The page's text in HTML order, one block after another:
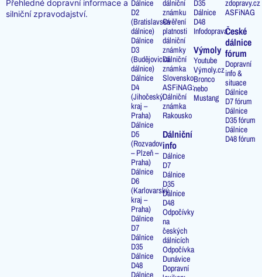
Přehledné dopravní informace a
silniční zpravodajství.
Dálnice
D2
(Bratislavská
dálnice)
Dálnice
D3
(Budějovická
dálnice)
Dálnice
D4
(Jihočeský
kraj –
Praha)
Dálnice
D5
(Rozvadov
– Plzeň –
Praha)
Dálnice
D6
(Karlovarský
kraj –
Praha)
Dálnice
D7
Dálnice
D35
Dálnice
D48
Dálnice
dálniční
známku
Ověření
platnosti
dálniční
známky
Dálniční
známka
Slovensko
ASFiNAG:
Dálniční
známka
Rakousko
Dálniční
info
Dálnice
D7
Dálnice
D35
Dálnice
D48
Odpočívky
na
českých
dálnicích
Odpočívka
Dunávice
Dopravní
D35
Dálnice
D48
Infodoprava
Výmoly
Youtube
Výmoly.cz
Bronco
nebo
Mustang
zdopravy.cz
ASFiNAG
České
dálnice
fórum
Dopravní
info &
situace
Dálnice
D7 fórum
Dálnice
D35 fórum
Dálnice
D48 fórum